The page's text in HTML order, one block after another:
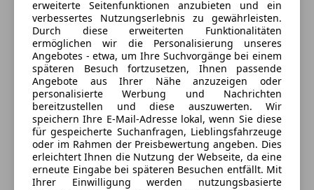
Warndreieck
• Automatische Stabilitäts Control und Traktion
(ASC+T)
• Scheinwerfer-Waschanlage
• Intensivreinigung für die Frontscheibe
HiFi-Soundsystem
Wir senden Ihnen gerne auch weitere Fotos und
Videos von Ihrem Wunschfahrzeug zu.
Finanzierungen werden über unserer
Magic Box
Alle Fahrzeuge des Anbieters
Anbieter kontaktieren
Deine Nachricht
erweiterte Seitenfunktionen anzubieten und ein
verbessertes Nutzungserlebnis zu gewährleisten.
Durch diese erweiterten Funktionalitäten
ermöglichen wir die Personalisierung unseres
Angebotes - etwa, um Ihre Suchvorgänge bei einem
späteren Besuch fortzusetzen, Ihnen passende
Angebote aus Ihrer Nähe anzuzeigen oder
personalisierte Werbung und Nachrichten
bereitzustellen und diese auszuwerten. Wir
speichern Ihre E-Mail-Adresse lokal, wenn Sie diese
für gespeicherte Suchanfragen, Lieblingsfahrzeuge
oder im Rahmen der Preisbewertung angeben. Dies
erleichtert Ihnen die Nutzung der Webseite, da eine
erneute Eingabe bei späteren Besuchen entfällt. Mit
Ihrer Einwilligung werden nutzungsbasierte